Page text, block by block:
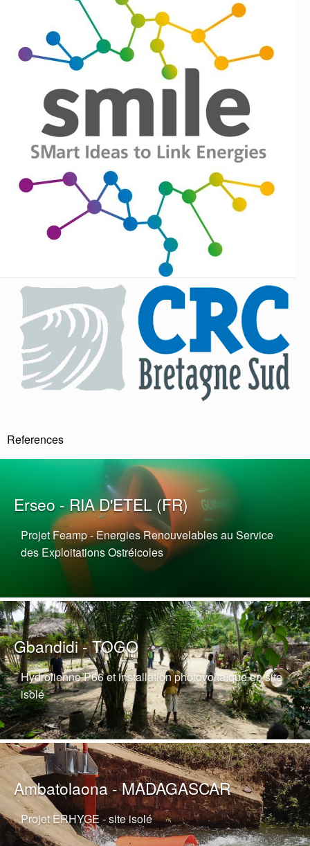
References
Erseo - RIA D'ETEL (FR)
Projet Feamp - Energies Renouvelables au Service
des Exploitations Ostréicoles
Gbandidi - TOGO
Hydrolienne P66 et installation photovoltaïque en site
isolé
Ambatolaona - MADAGASCAR
Projet ERHYGE - site isolé